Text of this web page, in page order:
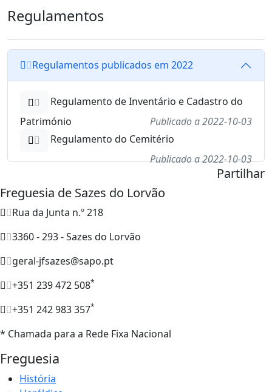
Regulamentos
Regulamentos publicados em 2022
Regulamento de Inventário e Cadastro do
Património
Publicado a 2022-10-03
Regulamento do Cemitério
Publicado a 2022-10-03
Partilhar
Freguesia de Sazes do Lorvão
Rua da Junta n.º 218
3360 - 293 - Sazes do Lorvão
geral-jfsazes@sapo.pt
+351 239 472 508*
+351 242 983 357*
* Chamada para a Rede Fixa Nacional
Freguesia
História